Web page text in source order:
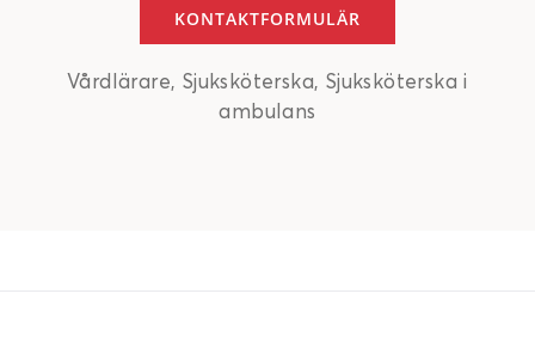
KONTAKTFORMULÄR
Vårdlärare, Sjuksköterska, Sjuksköterska i
ambulans